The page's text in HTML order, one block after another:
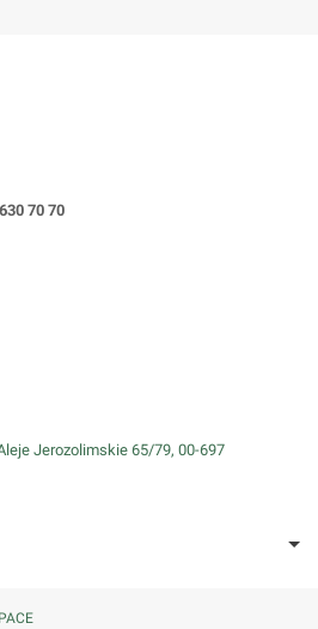
70 70
Jerozolimskie 65/79, 00-697